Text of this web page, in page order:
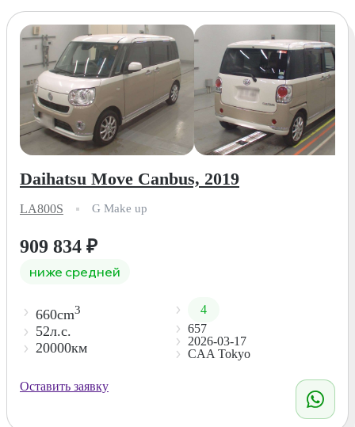
Daihatsu Move Canbus, 2019
LA800S G Make up
909 834 ₽
ниже средней
660cm3
52л.с.
20000км
4
657
2026-03-17
CAA Tokyo
Оставить заявку